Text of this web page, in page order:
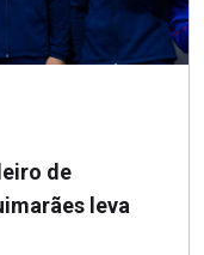
de
leva